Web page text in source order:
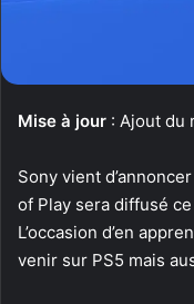
Mise à jour : Ajout du
Sony vient
of Play sera diffusé
L’occasion d’en
venir sur PS5 mais